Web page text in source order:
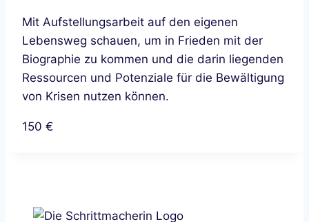
Mit Aufstellungsarbeit auf den eigenen
Lebensweg schauen, um in Frieden mit der
Biographie zu kommen und die darin liegenden
Ressourcen und Potenziale für die Bewältigung
von Krisen nutzen können.
150 €